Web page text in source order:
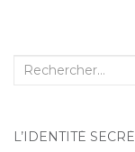
Recherche :
L’IDENTITÉ